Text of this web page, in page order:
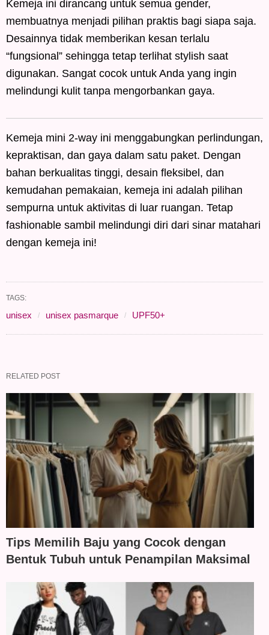
Kemeja ini dirancang untuk semua gender,
membuatnya menjadi pilihan praktis bagi siapa saja.
Desainnya tidak memberikan kesan terlalu
“fungsional” sehingga tetap terlihat stylish saat
digunakan. Sangat cocok untuk Anda yang ingin
melindungi kulit tanpa mengorbankan gaya.
Kemeja mini 2-way ini menggabungkan perlindungan,
kepraktisan, dan gaya dalam satu paket. Dengan
bahan berkualitas tinggi, desain fleksibel, dan
kemudahan pemakaian, kemeja ini adalah pilihan
sempurna untuk aktivitas di luar ruangan. Tetap
fashionable sambil melindungi diri dari sinar matahari
dengan kemeja ini!
TAGS:
unisex unisex pasmarque UPF50+
RELATED POST
Tips Memilih Baju yang Cocok dengan
Bentuk Tubuh untuk Penampilan Maksimal